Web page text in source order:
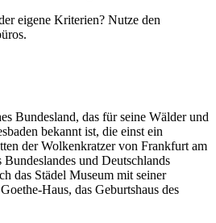
eigene Kriterien? Nutze den
.
Bundesland, das für seine Wälder und
bekannt ist, die einst ein
der Wolkenkratzer von Frankfurt am
und Deutschlands
das Städel Museum mit seiner
Haus, das Geburtshaus des